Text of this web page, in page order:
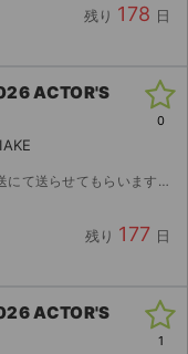
残り 178 日
ACTOR'S
ます。よろしくお願いします。
残り 177 日
0
ACTOR'S
1